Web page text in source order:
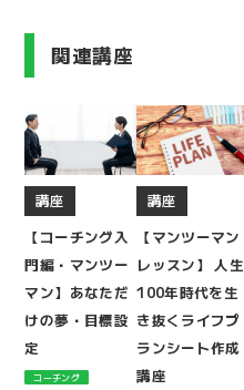
関連講座
講座
【コーチング入
門編・マンツー
マン】あなただ
けの夢・目標設
定
コーチング
講座
【マンツーマン
レッスン】 人生
100年時代を生
き抜くライフプ
ランシート作成
講座